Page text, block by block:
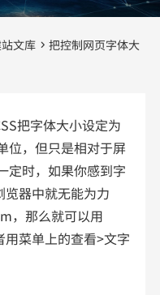
文库
把控制网页字体大
把字体大小设定为
位，但只是相对于屏
定时，如果你感到字
器中就无能为力
，那么就可以用
用菜单上的查看>文字